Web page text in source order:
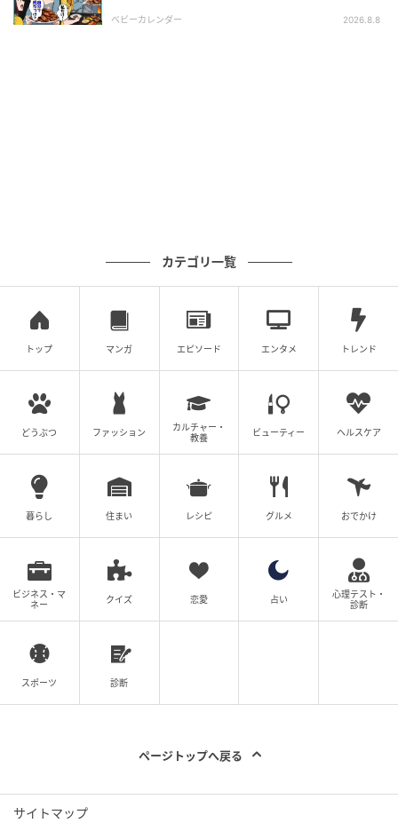
Aちゃんのシールの減り方が不自然だと気づいたAちゃ
後は学校にシールを持ち込まないことに決めました。
驚きましたし、Aちゃんには申し訳ない気持ちでいっ
ぱいです。こうしたことはシールに限らず起こり得る
ものだと思うので、これを機に娘ともっと丁寧に話を
していきたいと思いました。
著者：花田しおり／30代 女性・パート。5歳、9歳の子
どもを育てる母。趣味はハンドメイド。
イラスト：ホッター
※ベビーカレンダーが独自に実施したアンケートで集
めた読者様の体験談をもとに記事化しています。
◇ ◇ ◇
ママ友から聞かされた内容に、驚いたことでしょう。
に伝えていきたいですね。
いかがでしたか？ 今回は、授業参観でのエピソードを
ベビーカレンダー 2026.8.8
カテゴリ一覧
トップ マンガ エピソード エンタメ トレンド
どうぶつ ファッション
カルチャー・
教養
ビューティー ヘルスケア
暮らし 住まい レシピ グルメ おでかけ
ビジネス・マ
ネー
クイズ 恋愛 占い
心理テスト・
診断
スポーツ 診断
ページトップへ戻る
サイトマップ